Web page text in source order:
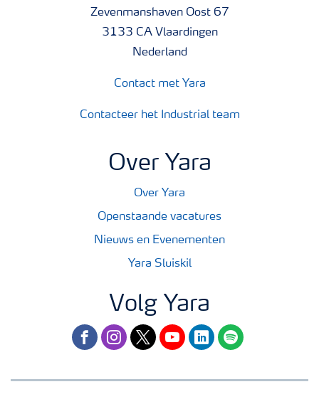
Zevenmanshaven Oost 67
3133 CA Vlaardingen
Nederland
Contact met Yara
Contacteer het Industrial team
Over Yara
Over Yara
Openstaande vacatures
Nieuws en Evenementen
Yara Sluiskil
Volg Yara
facebookinstagram
twitteryoutubelinkedinspotify